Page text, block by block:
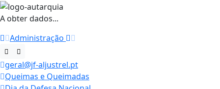
A obter dados...
Administração
geral@jf-aljustrel.pt
Queimas e Queimadas